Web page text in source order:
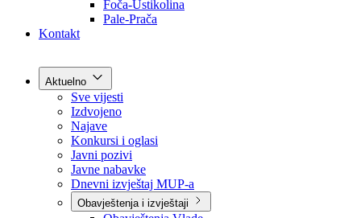
Općine
Kontakt
Aktuelno
Sve vijesti
Izdvojeno
Najave
Konkursi i oglasi
Javni pozivi
Javne nabavke